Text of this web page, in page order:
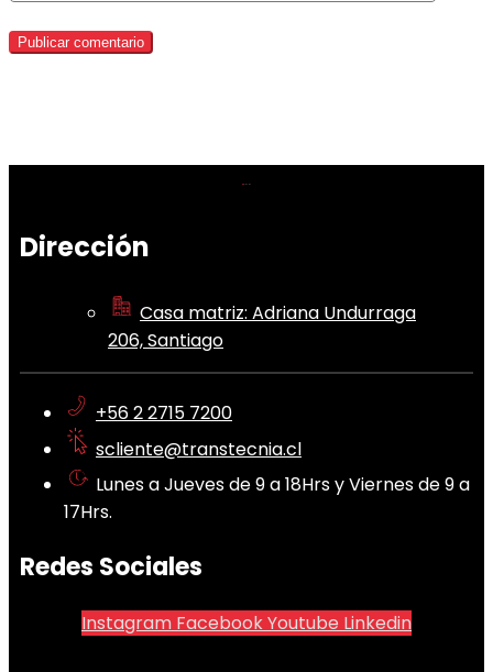
Dirección
Casa matriz: Adriana Undurraga
206, Santiago
+56 2 2715 7200
scliente@transtecnia.cl
Lunes a Jueves de 9 a 18Hrs y Viernes de 9 a
17Hrs.
Redes Sociales
Instagram FacebookYoutube Linkedin